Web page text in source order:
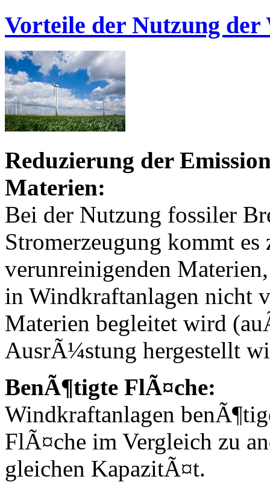
Vorteile der Nutzung der
Reduzierung der
Materien:
Bei der Nutzung fossiler
Stromerzeugung kommt
verunreinigenden
in Windkraftanlagen nicht
Materien begleitet wird
AusrÃ¼stung hergestellt
BenÃ¶tigte FlÃ¤che:
Windkraftanlagen
FlÃ¤che im Vergleich zu
gleichen KapazitÃ¤t.